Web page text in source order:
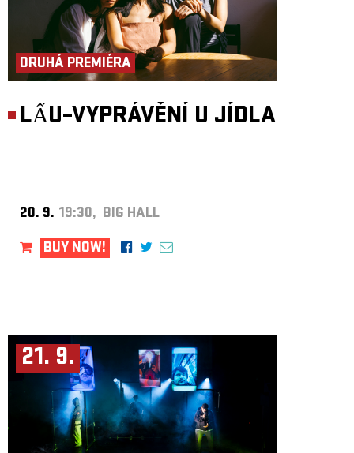
DRUHÁ PREMIÉRA
LẨU–VYPRÁVĚNÍ U JÍDLA
20. 9. 19:30, BIG HALL
BUY NOW!
21. 9.